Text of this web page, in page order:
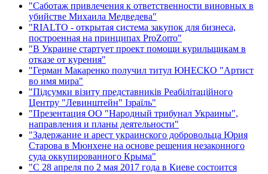
"Саботаж привлечения к ответственности виновных в
убийстве Михаила Медведева"
"RIALTO - открытая система закупок для бизнеса,
построенная на принципах ProZorro"
"В Украине стартует проект помощи курильщикам в
отказе от курения"
"Герман Макаренко получил титул ЮНЕСКО "Артист
во имя мира"
"Підсумки візиту представників Реабілітаційного
Центру "Левинштейн" Ізраїль"
"Презентация ОО "Народный трибунал Украины",
направления и планы деятельности"
"Задержание и арест украинского добровольца Юрия
Старова в Мюнхене на основе решения незаконного
суда оккупированного Крыма"
"С 28 апреля по 2 мая 2017 года в Киеве состоится